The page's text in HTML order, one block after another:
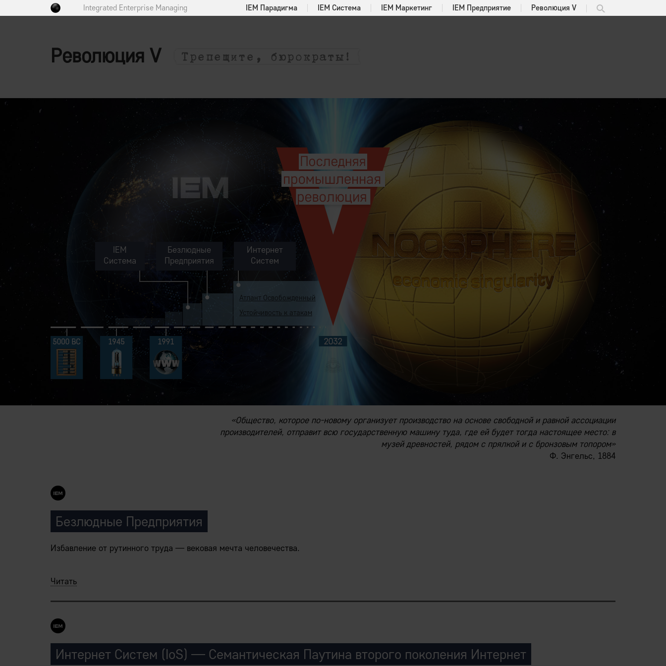
Integrated Enterprise Managing IEM Парадигма IEM Система IEM Маркетинг IEM Предприятие Революция V
Революция V
IEM
Система
Безлюдные
Предприятия
Интернет
Систем
Атлант Освобожденный
Устойчивость к атакам
— Последняя промышленная революция
«Общество, которое по-новому организует производство на основе свободной и равной ассоциации
производителей, отправит всю государственную машину туда, где ей будет тогда настоящее место: в
музей древностей, рядом с прялкой и с бронзовым топором»
Ф. Энгельс, 1884
Безлюдные Предприятия
Избавление от рутинного труда — вековая мечта человечества.
годы.
Читать
Интернет Систем (IoS) — Семантическая Паутина второго поколения Интернет